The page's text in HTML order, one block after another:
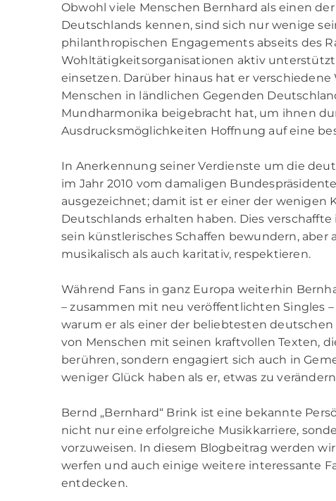
Obwohl viele Menschen Bernhard als einen
Deutschlands kennen, sind sich nur wenige
philanthropischen Engagements abseits des
Wohltätigkeitsorganisationen aktiv
einsetzen. Darüber hinaus hat er
Menschen in ländlichen Gegenden
Mundharmonika beigebracht hat, um ihnen
Ausdrucksmöglichkeiten Hoffnung auf eine
In Anerkennung seiner Verdienste um die
im Jahr 2010 vom damaligen
ausgezeichnet; damit ist er einer der wenigen
Deutschlands erhalten haben. Dies
sein künstlerisches Schaffen bewundern, aber
musikalisch als auch karitativ, respektieren.
Während Fans in ganz Europa weiterhin
– zusammen mit neu veröffentlichten Singles
warum er als einer der beliebtesten
von Menschen mit seinen kraftvollen Texten,
berühren, sondern engagiert sich auch in
weniger Glück haben als er, etwas zu
Bernd „Bernhard“ Brink ist eine bekannte
nicht nur eine erfolgreiche Musikkarriere,
vorzuweisen. In diesem Blogbeitrag werden
werfen und auch einige weitere interessante
entdecken.